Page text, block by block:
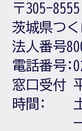
〒305-8555
茨城県つ
法人番号
電話番号:
窓口受付
時間: